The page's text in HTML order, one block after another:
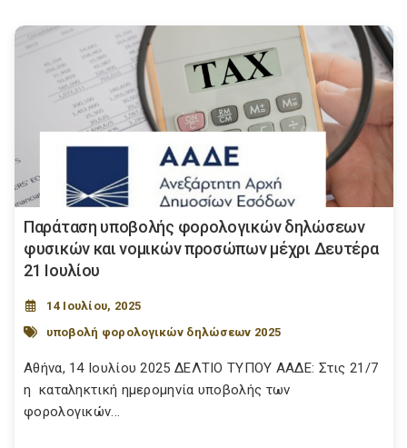
Παράταση υποβολής φορολογικών δηλώσεων
φυσικών και νομικών προσώπων μέχρι Δευτέρα
21 Ιουλίου
14 Ιουλίου, 2025
υποβολή φορολογικών δηλώσεων 2025
Αθήνα, 14 Ιουλίου 2025 ΔΕΛΤΙΟ ΤΥΠΟΥ ΑΑΔΕ: Στις 21/7
η καταληκτική ημερομηνία υποβολής των
φορολογικών...